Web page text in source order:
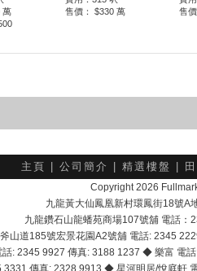
主頁 公司簡介 精選樓盤
Copyright 2026
九龍黃大仙鳳凰新村環鳳街18號
九龍鑽石山龍蟠苑商場107號舖 電話
山道185號宏景花園A2號舖 電話: 2345
話: 2345 9927 傳真: 3188 1237 ◆ 樂富 電
3331 傳真: 2328 9913 ◆ 星河明居/悅庭